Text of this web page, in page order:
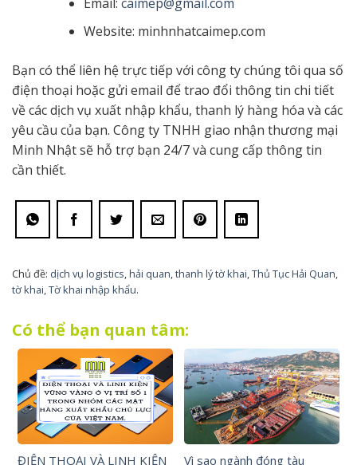
Website: minhnhatcaimep.com
Bạn có thể liên hệ trực tiếp với công ty chúng tôi qua số
điện thoại hoặc gửi email để trao đổi thông tin chi tiết
về các dịch vụ xuất nhập khẩu, thanh lý hàng hóa và các
yêu cầu của bạn. Công ty TNHH giao nhận thương mại
Minh Nhật sẽ hỗ trợ bạn 24/7 và cung cấp thông tin
cần thiết.
Chủ đề: dịch vụ logistics,hải quan,thanh lý tờ khai,Thủ Tục Hải Quan,
tờ khai,Tờ khai nhập khẩu.
Có thể bạn quan tâm:
ĐIỆN THOẠI VÀ LINH KIỆN Vì sao ngành đóng tàu